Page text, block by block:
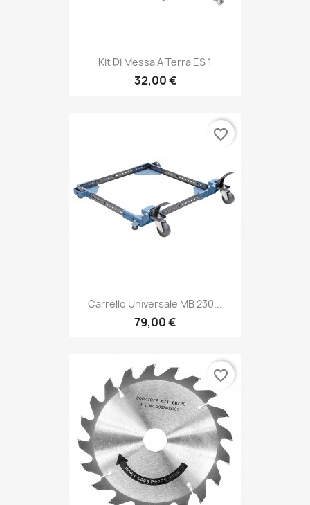
Kit Di Messa A Terra ES 1
32,00 €
Carrello Universale MB 230...
79,00 €
favorite_border
favorite_border